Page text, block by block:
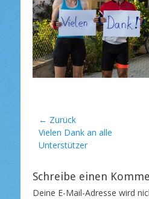
n
t
l
i
c
h
t
a
Beitragsnavigation
← Zurück
Vorheriger
Beitrag:
Vielen Dank an alle
Unterstützer
Schreibe einen
Deine E-Mail-Adresse wird